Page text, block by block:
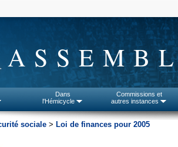
Dans
l'Hémicycle
Commissions et
autres instances
sociale > Loi de finances pour 2005